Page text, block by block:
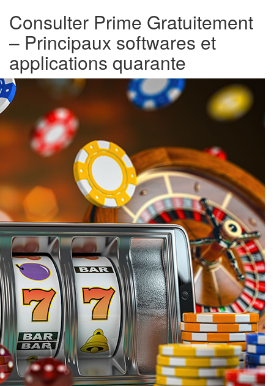
Consulter Prime Gratuitement
– Principaux softwares et
applications quarante